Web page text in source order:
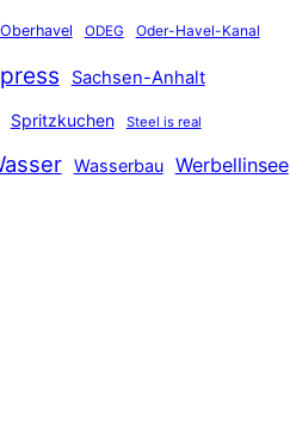
Oberhavel ODEG Oder-Havel-Kanal
Sachsen-Anhalt
Spritzkuchen Steel is real
Wasserbau Werbellinsee